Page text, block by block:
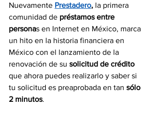
Nuevamente Prestadero, la primera
comunidad de préstamos entre
personas en Internet en México, marca
un hito en la historia financiera en
México con el lanzamiento de la
renovación de su solicitud de crédito
que ahora puedes realizarlo y saber si
tu solicitud es preaprobada en tan sólo
2 minutos.